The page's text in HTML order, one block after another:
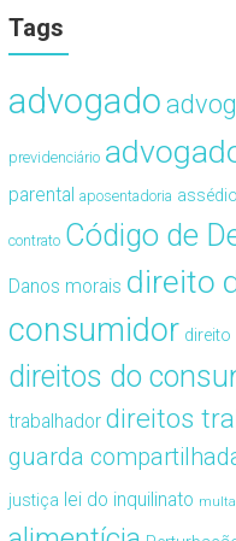
Tags
advogado
previdenciário
parental aposentadoria
contrato Código de
Danos morais direito
consumidor
direitos do
trabalhador direitos
guarda
justiça lei do inquilinato multa